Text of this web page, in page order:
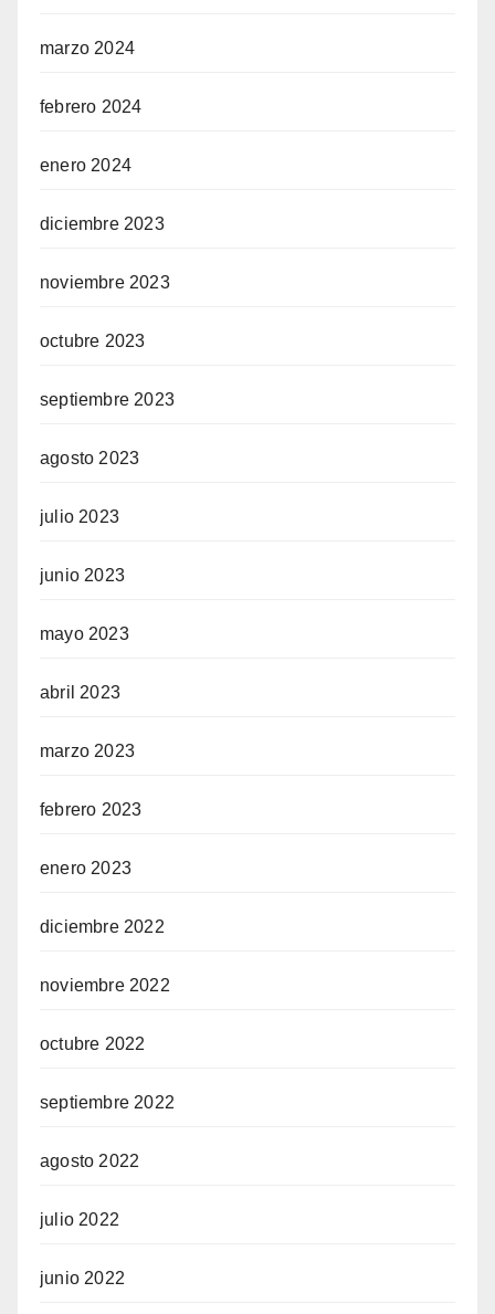
marzo 2024
febrero 2024
enero 2024
diciembre 2023
noviembre 2023
octubre 2023
septiembre 2023
agosto 2023
julio 2023
junio 2023
mayo 2023
abril 2023
marzo 2023
febrero 2023
enero 2023
diciembre 2022
noviembre 2022
octubre 2022
septiembre 2022
agosto 2022
julio 2022
junio 2022